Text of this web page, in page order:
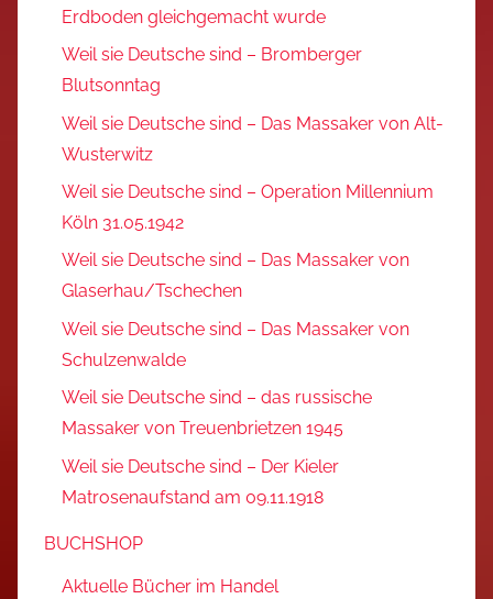
Erdboden gleichgemacht wurde
Weil sie Deutsche sind – Bromberger
Blutsonntag
Weil sie Deutsche sind – Das Massaker von Alt-
Wusterwitz
Weil sie Deutsche sind – Operation Millennium
Köln 31.05.1942
Weil sie Deutsche sind – Das Massaker von
Glaserhau/Tschechen
Weil sie Deutsche sind – Das Massaker von
Schulzenwalde
Weil sie Deutsche sind – das russische
Massaker von Treuenbrietzen 1945
Weil sie Deutsche sind – Der Kieler
Matrosenaufstand am 09.11.1918
BUCHSHOP
Aktuelle Bücher im Handel